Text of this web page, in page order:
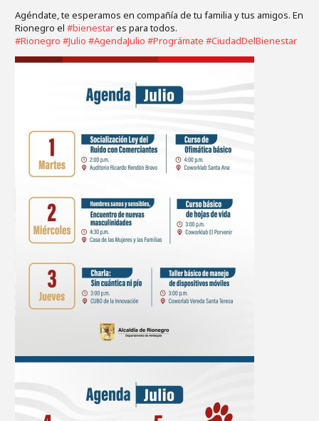
Agéndate, te esperamos en compañía de tu familia y tus amigos. En
Rionegro el #bienestares para todos.
#Rionegro #Julio #AgendaJulio #Prográmate #CiudadDelBienestar